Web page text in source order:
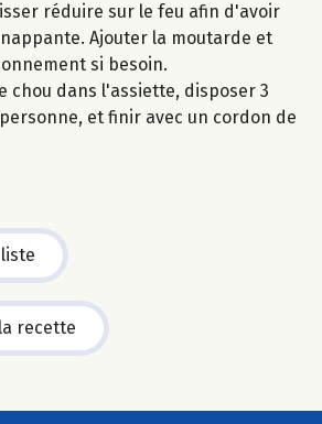
réduire sur le feu afin d'avoir
Ajouter la moutarde et
si besoin.
chou dans l'assiette, disposer 3
et finir avec un cordon de
recette